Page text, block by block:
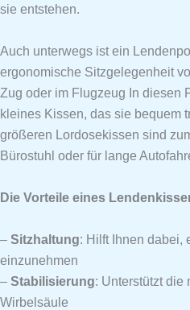
sie entstehen.
Auch unterwegs ist ein
ergonomische Sitzgelegenheit
Zug oder im Flugzeug In diesen
kleines Kissen, das sie bequem
größeren Lordosekissen sind
Bürostuhl oder für lange
Die Vorteile eines
– Sitzhaltung: Hilft Ihnen dabei,
einzunehmen
– Stabilisierung: Unterstützt die
Wirbelsäule